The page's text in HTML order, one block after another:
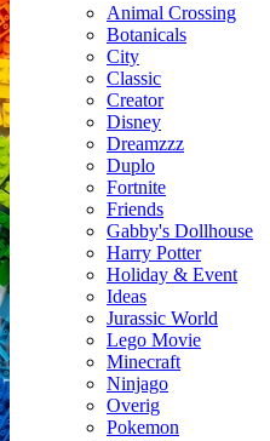
Animal Crossing
Botanicals
City
Classic
Creator
Disney
Dreamzzz
Duplo
Fortnite
Friends
Gabby's Dollhouse
Harry Potter
Holiday & Event
Ideas
Jurassic World
Lego Movie
Minecraft
Ninjago
Overig
Pokemon